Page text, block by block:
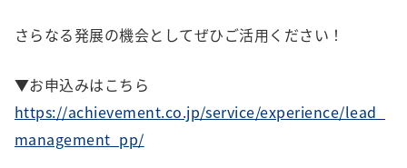
さらなる発展の機会としてぜひご活用ください！
▼お申込みはこちら
https://achievement.co.jp/service/experience/lead_
management_pp/